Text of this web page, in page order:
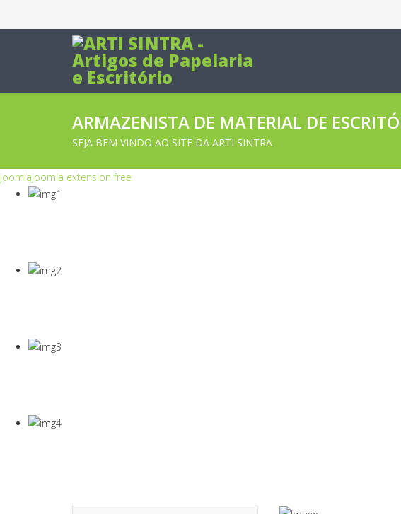
ARMAZENISTA DE MATERIAL DE
SEJA BEM VINDO AO SITE DA ARTI SINTRA
joomlajoomla extension free